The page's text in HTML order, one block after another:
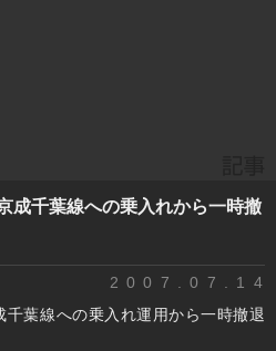
成千葉線への乗入れから一時撤
2007.07.14
葉線への乗入れ運用から一時撤退